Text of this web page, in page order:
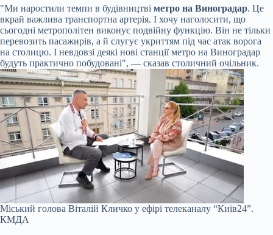
"Ми наростили темпи в будівництві метро на Виноградар. Це
вкрай важлива транспортна артерія. І хочу наголосити, що
сьогодні метрополітен виконує подвійну функцію. Він не тільки
перевозить пасажирів, а й слугує укриттям під час атак ворога
на столицю. І невдовзі деякі нові станції метро на Виноградар
будуть практично побудовані", — сказав столичний очільник.
Міський голова Віталій Кличко у ефірі телеканалу “Київ24”.
КМДА